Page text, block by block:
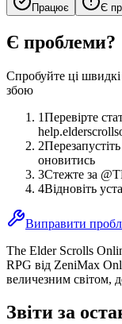
Працює Є
Є проблеми?
Спробуйте ці
збою
1Перевірте
2
оновитись
3Стежте за
4Відновіть
Виправити
The Elder Scrolls
RPG від ZeniMax
величезним світом,
Звіти за